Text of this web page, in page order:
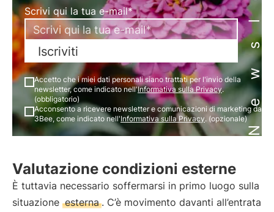
Scrivi qui la tua e-mail*
Iscriviti
Accetto che i miei dati personali siano trattati per l'invio della
newsletter, come indicato nell'Informativa sulla Privacy.
(obbligatorio)
Acconsento a ricevere newsletter e comunicazioni di marketing da
3Bee, come indicato nell'Informativa sulla Privacy. (opzionale)
Valutazione condizioni esterne
È tuttavia necessario soffermarsi in primo luogo sulla
situazione esterna . C’è movimento davanti all’entrata